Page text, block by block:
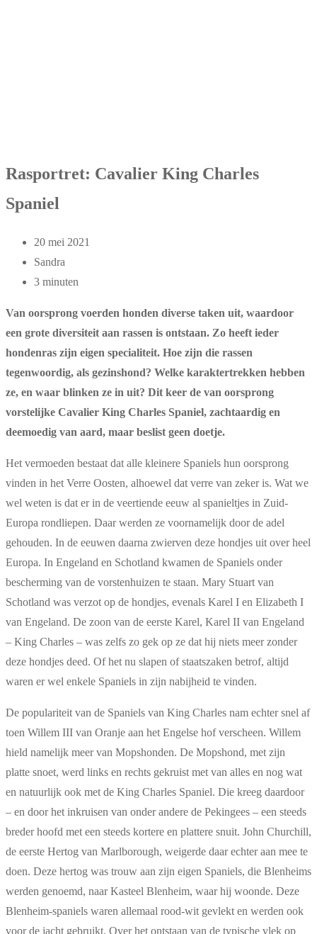
Rasportret: Cavalier King Charles
Spaniel
20 mei 2021
Sandra
3 minuten
Van oorsprong voerden honden diverse taken uit, waardoor
een grote diversiteit aan rassen is ontstaan. Zo heeft ieder
hondenras zijn eigen specialiteit. Hoe zijn die rassen
tegenwoordig, als gezinshond? Welke karaktertrekken hebben
ze, en waar blinken ze in uit? Dit keer de van oorsprong
vorstelijke Cavalier King Charles Spaniel, zachtaardig en
deemoedig van aard, maar beslist geen doetje.
Het vermoeden bestaat dat alle kleinere Spaniels hun oorsprong
vinden in het Verre Oosten, alhoewel dat verre van zeker is. Wat we
wel weten is dat er in de veertiende eeuw al spanieltjes in Zuid-
Europa rondliepen. Daar werden ze voornamelijk door de adel
gehouden. In de eeuwen daarna zwierven deze hondjes uit over heel
Europa. In Engeland en Schotland kwamen de Spaniels onder
bescherming van de vorstenhuizen te staan. Mary Stuart van
Schotland was verzot op de hondjes, evenals Karel I en Elizabeth I
van Engeland. De zoon van de eerste Karel, Karel II van Engeland
– King Charles – was zelfs zo gek op ze dat hij niets meer zonder
deze hondjes deed. Of het nu slapen of staatszaken betrof, altijd
waren er wel enkele Spaniels in zijn nabijheid te vinden.
De populariteit van de Spaniels van King Charles nam echter snel af
toen Willem III van Oranje aan het Engelse hof verscheen. Willem
hield namelijk meer van Mopshonden. De Mopshond, met zijn
platte snoet, werd links en rechts gekruist met van alles en nog wat
en natuurlijk ook met de King Charles Spaniel. Die kreeg daardoor
– en door het inkruisen van onder andere de Pekingees – een steeds
breder hoofd met een steeds kortere en plattere snuit. John Churchill,
de eerste Hertog van Marlborough, weigerde daar echter aan mee te
doen. Deze hertog was trouw aan zijn eigen Spaniels, die Blenheims
werden genoemd, naar Kasteel Blenheim, waar hij woonde. Deze
Blenheim-spaniels waren allemaal rood-wit gevlekt en werden ook
voor de jacht gebruikt. Over het ontstaan van de typische vlek op